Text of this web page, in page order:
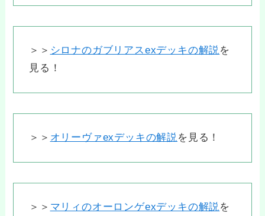
＞＞ シロナのガブリアスexデッキの解説を
見る！
＞＞ オリーヴァexデッキの解説を見る！
＞＞ マリィのオーロンゲexデッキの解説を